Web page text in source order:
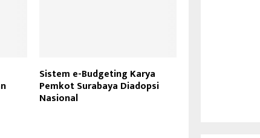
Sistem e-Budgeting Karya
Pemkot Surabaya Diadopsi
Nasional